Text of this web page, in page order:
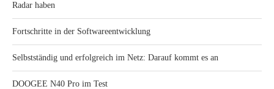
Radar haben
Fortschritte in der Softwareentwicklung
Selbstständig und erfolgreich im Netz: Darauf kommt es an
DOOGEE N40 Pro im Test